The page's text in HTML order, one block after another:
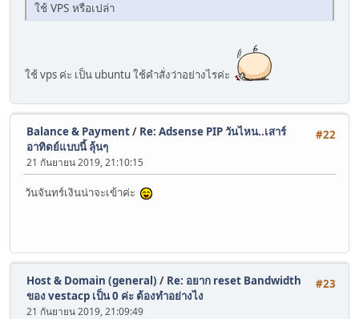
ใช้ VPS หรือเปล่า
ใช้ vps ค่ะ เป็น ubuntu ใช้คำสั่งว่าอย่างไรค่ะ
#22
Balance & Payment/ Re: Adsense PIP วันไหน..เสาร์
อาทิตย์แบบนี้ ลุ้นๆ
21 กันยายน 2019, 21:10:15
วันจันทร์เงินน่าจะเข้าค่ะ
#23
Host & Domain (general) / Re: อยาก reset Bandwidth
ของ vestacp เป็น 0 ค่ะ ต้องทำอย่างไง
21 กันยายน 2019, 21:09:49